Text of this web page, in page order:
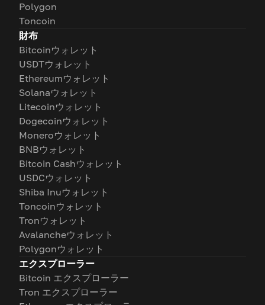
Polygon
Toncoin
財布
Bitcoinウォレット
USDTウォレット
Ethereumウォレット
Solanaウォレット
Litecoinウォレット
Dogecoinウォレット
Moneroウォレット
BNBウォレット
Bitcoin Cashウォレット
USDCウォレット
Shiba Inuウォレット
Toncoinウォレット
Tronウォレット
Avalancheウォレット
Polygonウォレット
エクスプローラー
Bitcoin エクスプローラー
Tron エクスプローラー